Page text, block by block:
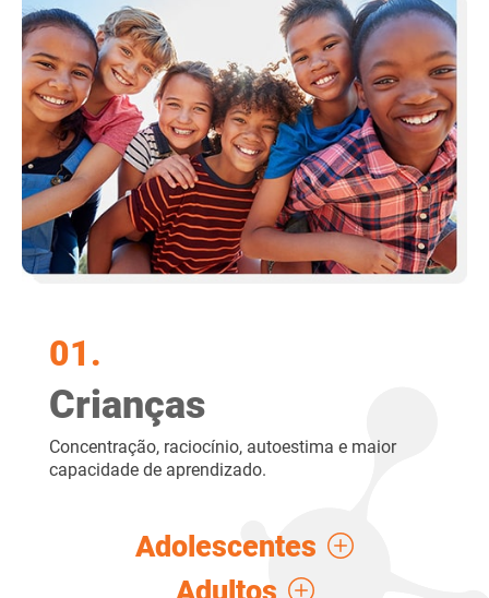
01.
Crianças
Concentração, raciocínio, autoestima e maior
capacidade de aprendizado.
Adolescentes